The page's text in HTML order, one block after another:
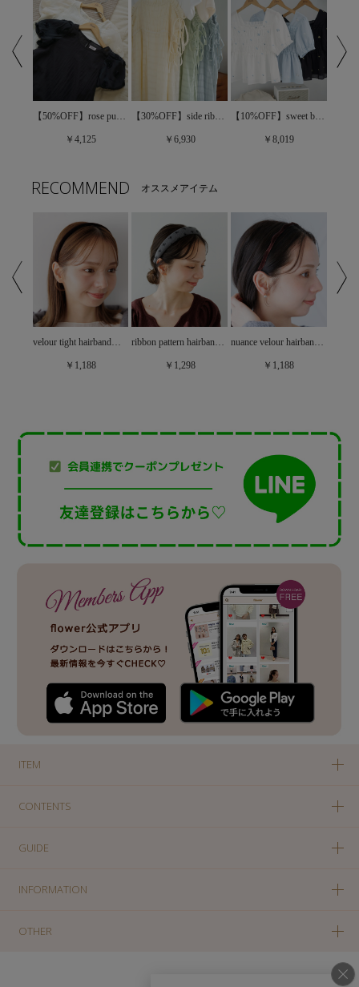
【50%OFF】rose puff blouse～ﾛｰｽﾞﾊﾟﾌﾌﾞﾗｳｽ
￥4,125
【30%OFF】side ribbon onepiece～ｻｲﾄﾞﾘﾎﾞﾝﾜﾝﾋﾟｰｽ
￥6,930
【10%OFF】sweet bloom blouse～ｽｳｨｰﾄﾌﾞﾙｰﾑﾌﾞﾗｳｽ
￥8,019
RECOMMEND オススメアイテム
velour tight hairband～ﾍﾞﾛｱﾀｲﾄｶﾁｭｰｼｬ
￥1,188
ribbon pattern hairband～ﾘﾎﾞﾝﾊﾟﾀｰﾝﾍｱﾊﾞﾝﾄﾞ
￥1,298
nuance velour hairband～ﾆｭｱﾝｽﾍﾞﾛｱｶﾁｭｰｼｬ
￥1,188
ITEM
CONTENTS
GUIDE
INFORMATION
OTHER